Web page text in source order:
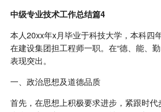
中级专业技术工作总结篇4
本人20xx年x月毕业于科技大学，本科四
在建设集团担工程师一职。在“德、能、
表现突出。
一、政治思想及道德品质
首先，在思想上积极要求进步，紧跟时代